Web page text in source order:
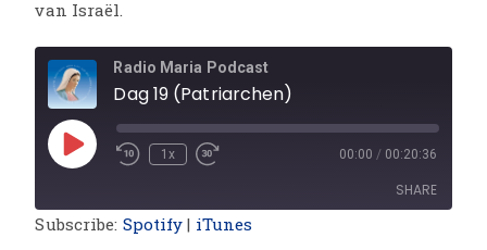
van Israël.
Radio Maria Podcast
Dag 19 (Patriarchen)
1x 00:00 / 00:20:36
SHARE
Subscribe: Spotify | iTunes